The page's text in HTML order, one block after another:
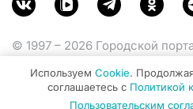
© 1997 – 2026 Городской
Министерства цифрового
коммуникаций Российской
Используем Cookie.
соглашаетесь с Политикой
Пользовательским